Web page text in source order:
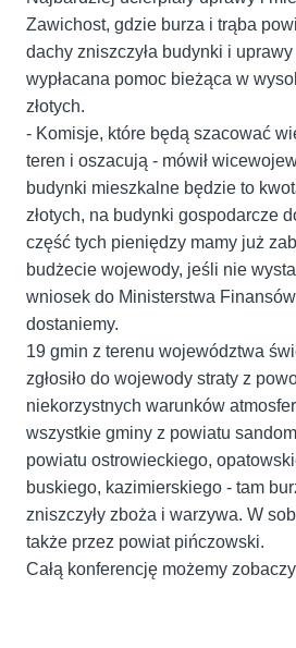
Zawichost, gdzie burza i trąba
dachy zniszczyła budynki i
wypłacana pomoc bieżąca w
złotych.
- Komisje, które będą szacować
teren i oszacują - mówił
budynki mieszkalne będzie to
złotych, na budynki gospodarcze
część tych pieniędzy mamy już
budżecie wojewody, jeśli nie
wniosek do Ministerstwa
dostaniemy.
19 gmin z terenu województwa
zgłosiło do wojewody straty z
niekorzystnych warunków
wszystkie gminy z powiatu
powiatu ostrowieckiego,
buskiego, kazimierskiego - tam
zniszczyły zboża i warzywa. W
także przez powiat pińczowski.
Całą konferencję możemy